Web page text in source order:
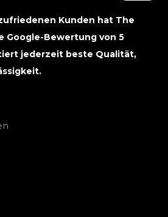
Kunden hat The
Google-Bewertung von 5
jederzeit beste Qualität,